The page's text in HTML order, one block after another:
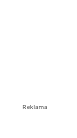
Reklama